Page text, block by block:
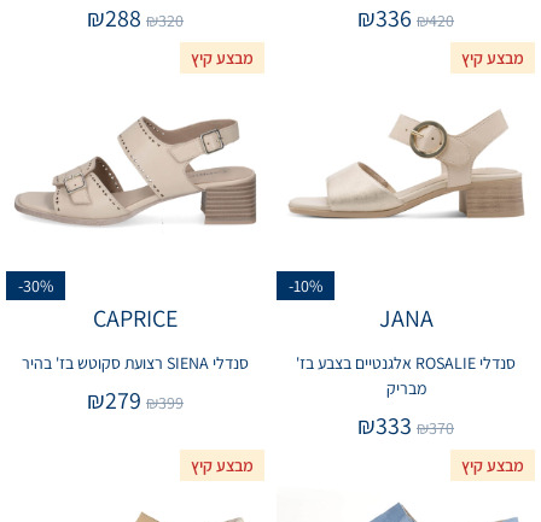
₪420
₪336
₪320
₪288
מבצע קיץ
-10%
JANA
סנדלי ROSALIE אלגנטיים בצבע בז'
מבריק
₪370
₪333
מבצע קיץ
-30%
CAPRICE
סנדלי SIENA רצועת סקוטש בז' בהיר
₪399
₪279
מבצע קיץ מבצע קיץ